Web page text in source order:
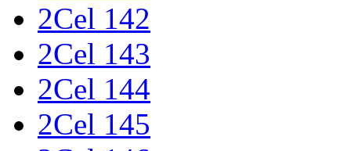
2Cel 142
2Cel 143
2Cel 144
2Cel 145